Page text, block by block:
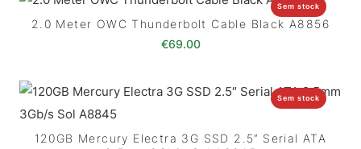
Sem stock
2.0 Meter OWC Thunderbolt Cable Black A8856
€69.00
Sem stock
120GB Mercury Electra 3G SSD 2.5″ Serial ATA